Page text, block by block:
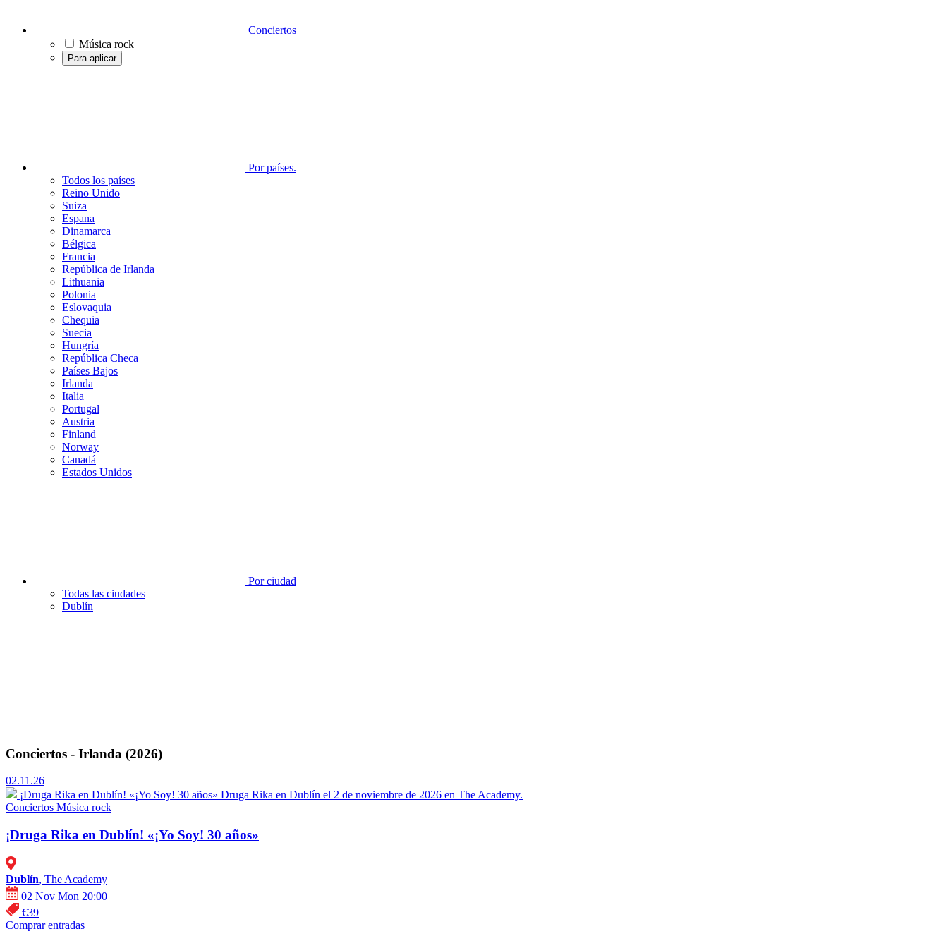
Conciertos
Música rock
Para aplicar
Por países.
Todos los países
Reino Unido
Suiza
Espana
Dinamarca
Bélgica
Francia
República de Irlanda
Lithuania
Polonia
Eslovaquia
Chequia
Suecia
Hungría
República Checa
Países Bajos
Irlanda
Italia
Portugal
Austria
Finland
Norway
Canadá
Estados Unidos
Por ciudad
Todas las ciudades
Dublín
Conciertos - Irlanda (2026)
02.11.26
¡Druga Rika en Dublín! «¡Yo Soy! 30 años» Druga Rika en Dublín el 2 de noviembre de 2026 en The Academy.
Conciertos Música rock
¡Druga Rika en Dublín! «¡Yo Soy! 30 años»
Dublín, The Academy
02 Nov Mon 20:00
€39
Comprar entradas